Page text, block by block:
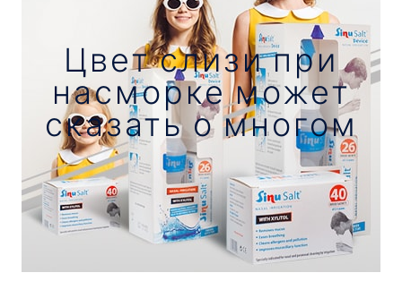
Цвет слизи при
насморке может
сказать о многом